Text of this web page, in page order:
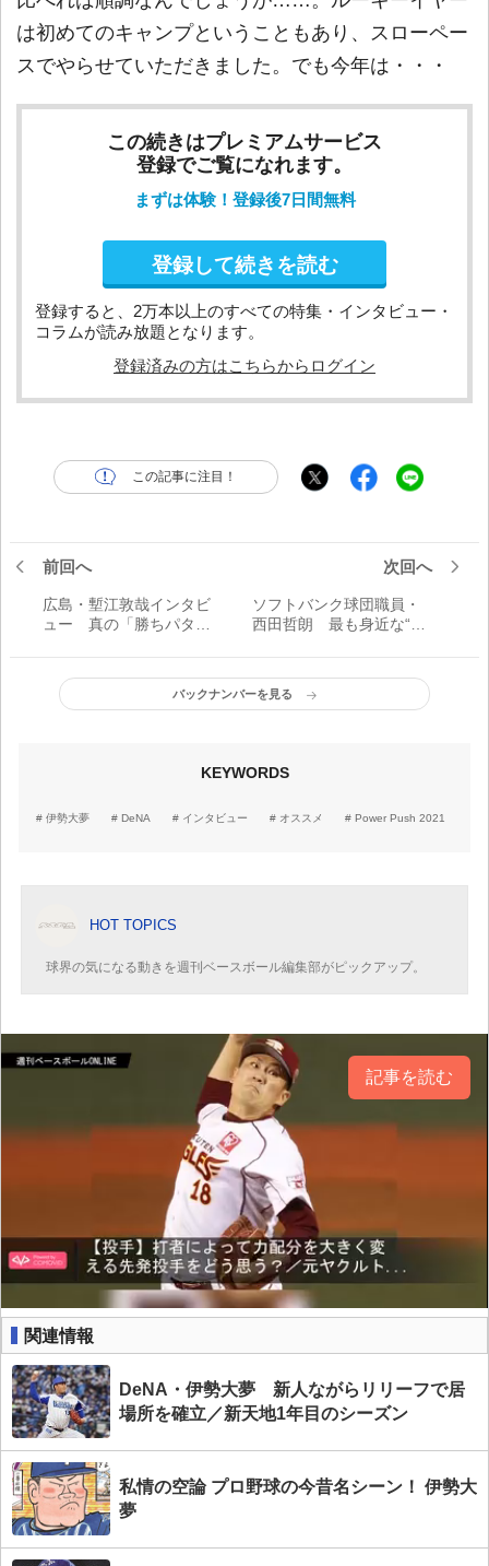
は初めてのキャンプということもあり、スローペー
スでやらせていただきました。でも今年は・・・
この続きはプレミアムサービス
登録でご覧になれます。
まずは体験！登録後7日間無料
登録して続きを読む
登録すると、2万本以上のすべての特集・インタビュー・
コラムが読み放題となります。
登録済みの方はこちらからログイン
この記事に注目！
前回へ
広島・塹江敦哉インタビ
ュー 真の「勝ちパター
よりも成長したプレーが
できるんじゃないかとい
う部分は楽しみですし、
次回へ
ソフトバンク球団職員・
西田哲朗 最も身近な“応
しさを一人でも多くの方
に知ってもらいたい」
バックナンバーを見る
KEYWORDS
伊勢大夢 DeNA インタビュー オススメ Power Push 2021
HOT TOPICS
球界の気になる動きを週刊ベースボール編集部がピックアップ。
記事を読む
関連情報
DeNA・伊勢大夢 新人ながらリリーフで居
場所を確立／新天地1年目のシーズン
私情の空論 プロ野球の今昔名シーン！ 伊勢大
夢